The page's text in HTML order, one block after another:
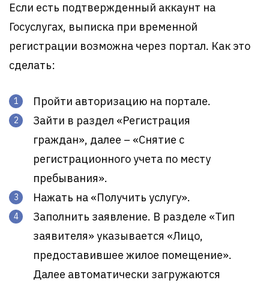
Если есть подтвержденный аккаунт на
Госуслугах, выписка при временной
регистрации возможна через портал. Как это
сделать:
Пройти авторизацию на портале.
Зайти в раздел «Регистрация
граждан», далее – «Снятие с
регистрационного учета по месту
пребывания».
Нажать на «Получить услугу».
Заполнить заявление. В разделе «Тип
заявителя» указывается «Лицо,
предоставившее жилое помещение».
Далее автоматически загружаются